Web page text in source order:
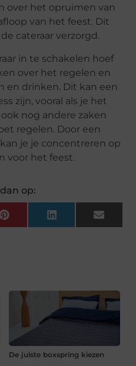
over het opruimen van
van het feest. Dit
cateraar verzorgd.
in te schakelen hoef
over het regelen en
en drinken. Dit kan een
zijn, vooral als je het
nog andere zaken
regelen. Door een
je je concentreren op
voor het feest.
op:
PinterestLinkedInEmail
De juiste boxspring kiezen